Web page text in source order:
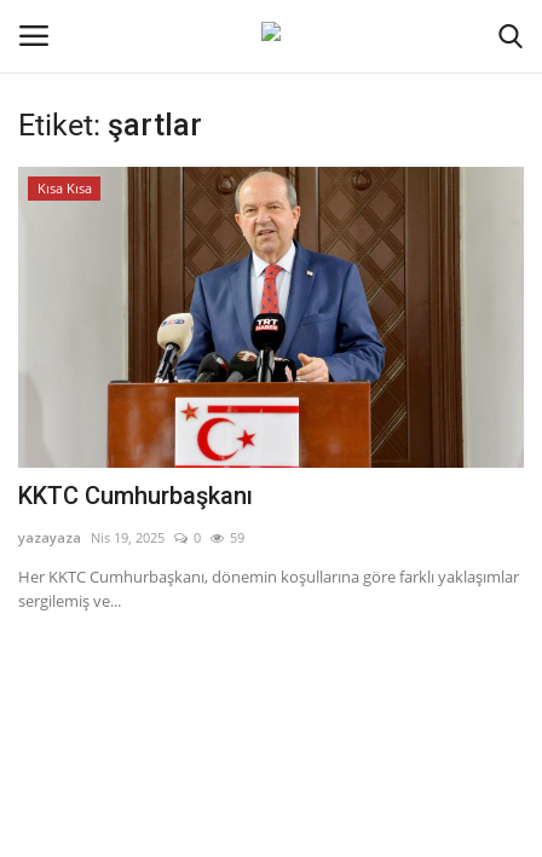
Oturum aç
Kripto Para
Dil
Etiket: şartlar
Kısa Kısa
KKTC Cumhurbaşkanı
yazayaza Nis 19, 2025 0 59
Her KKTC Cumhurbaşkanı, dönemin koşullarına göre farklı yaklaşımlar
sergilemiş ve...